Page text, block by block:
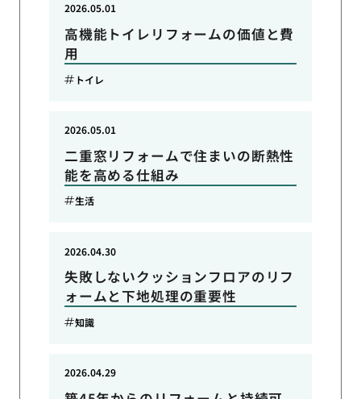
高機能トイレリフォームの価値と費
用
2026.05.01
トイレ
二重窓リフォームで住まいの断熱性
能を高める仕組み
2026.05.01
生活
失敗しないクッションフロアのリフ
ォームと下地処理の重要性
2026.04.30
知識
2026.04.29